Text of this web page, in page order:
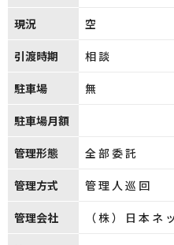
現況 空
引渡時期 相談
駐車場 無
駐車場月額
管理形態 全部委託
管理方式 管理人巡回
管理会社 （株）日本ネ